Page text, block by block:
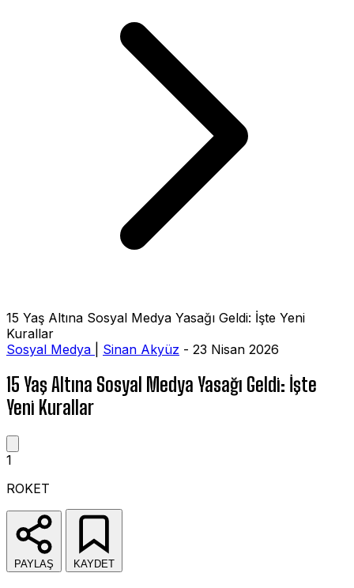
15 Yaş Altına Sosyal Medya Yasağı Geldi: İşte Yeni
Kurallar
Sosyal Medya
Sinan Akyüz - 23 Nisan 2026
15 Yaş Altına Sosyal Medya Yasağı Geldi: İşte
Yeni Kurallar
1
ROKET
PAYLAŞ KAYDET